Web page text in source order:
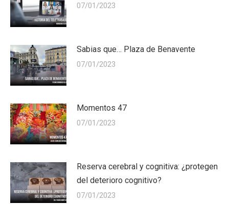
07/01/2023
Sabias que… Plaza de Benavente
07/01/2023
Momentos 47
07/01/2023
Reserva cerebral y cognitiva: ¿protegen
del deterioro cognitivo?
07/01/2023